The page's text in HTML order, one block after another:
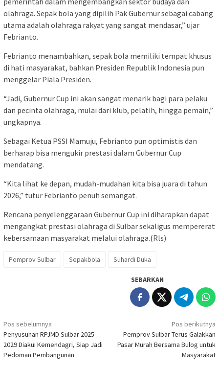
olahraga. Sepak bola yang dipilih Pak Gubernur sebagai cabang
utama adalah olahraga rakyat yang sangat mendasar,” ujar
Febrianto.
Febrianto menambahkan, sepak bola memiliki tempat khusus
di hati masyarakat, bahkan Presiden Republik Indonesia pun
menggelar Piala Presiden.
“Jadi, Gubernur Cup ini akan sangat menarik bagi para pelaku
dan pecinta olahraga, mulai dari klub, pelatih, hingga pemain,”
ungkapnya.
Sebagai Ketua PSSI Mamuju, Febrianto pun optimistis dan
berharap bisa mengukir prestasi dalam Gubernur Cup
mendatang.
“Kita lihat ke depan, mudah-mudahan kita bisa juara di tahun
2026,” tutur Febrianto penuh semangat.
Rencana penyelenggaraan Gubernur Cup ini diharapkan dapat
mengangkat prestasi olahraga di Sulbar sekaligus mempererat
kebersamaan masyarakat melalui olahraga.(Rls)
Pemprov Sulbar Sepakbola Suhardi Duka
SEBARKAN
Navigasi
pos
Pos sebelumnya
Penyusunan RPJMD Sulbar 2025-
2029 Diakui Kemendagri, Siap Jadi
Pedoman Pembangunan
Pos berikutnya
Pemprov Sulbar Terus Galakkan
Pasar Murah Bersama Bulog untuk
Masyarakat